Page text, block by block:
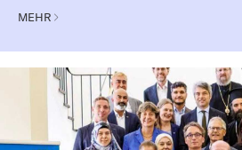
MEHR